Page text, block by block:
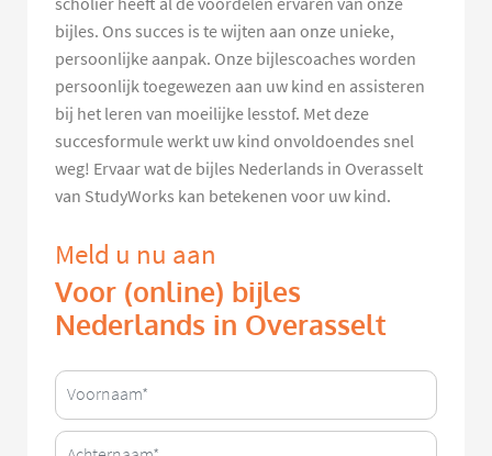
bijles. Ons succes is te wijten aan onze unieke,
persoonlijke aanpak. Onze bijlescoaches worden
persoonlijk toegewezen aan uw kind en assisteren
bij het leren van moeilijke lesstof. Met deze
succesformule werkt uw kind onvoldoendes snel
weg! Ervaar wat de bijles Nederlands in Overasselt
van StudyWorks kan betekenen voor uw kind.
Meld u nu aan
Voor (online) bijles
Nederlands in Overasselt